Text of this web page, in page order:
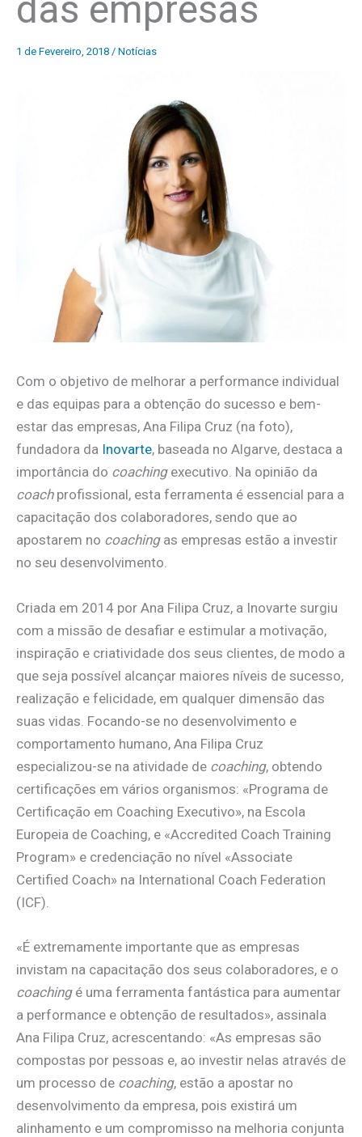
1 de Fevereiro, 2018 / Notícias
Com o objetivo de melhorar a performance individual
e das equipas para a obtenção do sucesso e bem-
estar das empresas, Ana Filipa Cruz (na foto),
fundadora da Inovarte, baseada no Algarve, destaca a
importância do coachingexecutivo. Na opinião da
coachprofissional, esta ferramenta é essencial para a
capacitação dos colaboradores, sendo que ao
apostarem no coachingas empresas estão a investir
no seu desenvolvimento.
Criada em 2014 por Ana Filipa Cruz, a Inovarte surgiu
com a missão de desafiar e estimular a motivação,
inspiração e criatividade dos seus clientes, de modo a
que seja possível alcançar maiores níveis de sucesso,
realização e felicidade, em qualquer dimensão das
suas vidas. Focando-se no desenvolvimento e
comportamento humano, Ana Filipa Cruz
especializou-se na atividade de coaching, obtendo
certificações em vários organismos: «Programa de
Certificação em Coaching Executivo», na Escola
Europeia de Coaching, e «Accredited Coach Training
Program» e credenciação no nível «Associate
Certified Coach» na International Coach Federation
(ICF).
«É extremamente importante que as empresas
invistam na capacitação dos seus colaboradores, e o
coachingé uma ferramenta fantástica para aumentar
a performance e obtenção de resultados», assinala
Ana Filipa Cruz, acrescentando: «As empresas são
compostas por pessoas e, ao investir nelas através de
um processo de coaching, estão a apostar no
desenvolvimento da empresa, pois existirá um
alinhamento e um compromisso na melhoria conjunta